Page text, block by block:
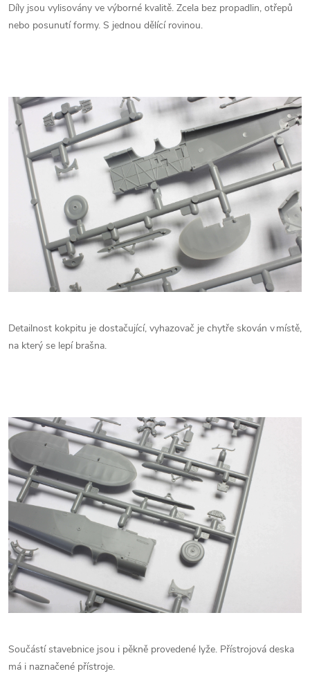
Díly jsou vylisovány ve výborné kvalitě. Zcela bez propadlin, otřepů
nebo posunutí formy. S jednou dělící rovinou.
Detailnost kokpitu je dostačující, vyhazovač je chytře skován v místě,
na který se lepí brašna.
Součástí stavebnice jsou i pěkně provedené lyže. Přístrojová deska
má i naznačené přístroje.